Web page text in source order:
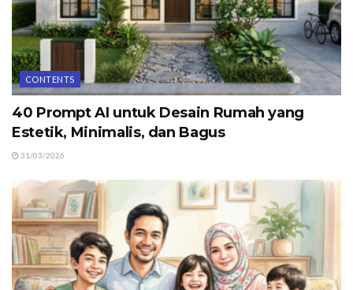
CONTENTS
40 Prompt AI untuk Desain Rumah yang
Estetik, Minimalis, dan Bagus
31/03/2026